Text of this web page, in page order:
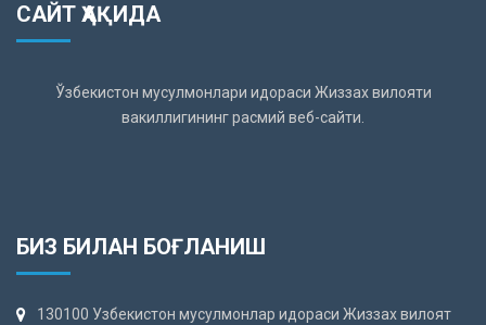
САЙТ ҲАҚИДА
Ўзбекистон мусулмонлари идораси Жиззах вилояти
вакиллигининг расмий веб-сайти.
БИЗ БИЛАН БОҒЛАНИШ
130100 Узбекистон мусулмонлар идораси Жиззах вилоят